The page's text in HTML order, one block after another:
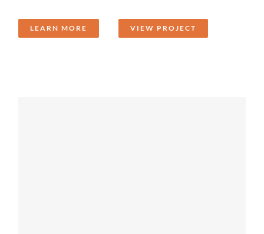
LEARN MORE VIEW PROJECT